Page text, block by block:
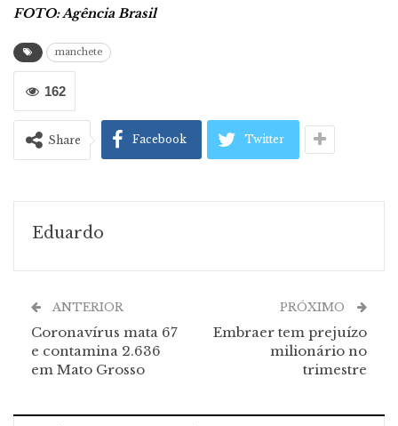
FOTO: Agência Brasil
manchete
162
Share Facebook Twitter
Eduardo
ANTERIOR
Coronavírus mata 67
e contamina 2.636
em Mato Grosso
PRÓXIMO
Embraer tem prejuízo
milionário no
trimestre